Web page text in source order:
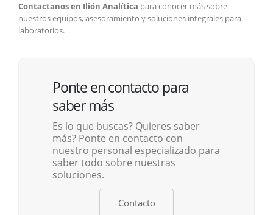
Contactanos en Ilión Analítica para conocer más sobre
nuestros equipos, asesoramiento y soluciones integrales para
laboratorios.
Ponte en contacto para
saber más
Es lo que buscas? Quieres saber
más? Ponte en contacto con
nuestro personal especializado para
saber todo sobre nuestras
soluciones.
Contacto